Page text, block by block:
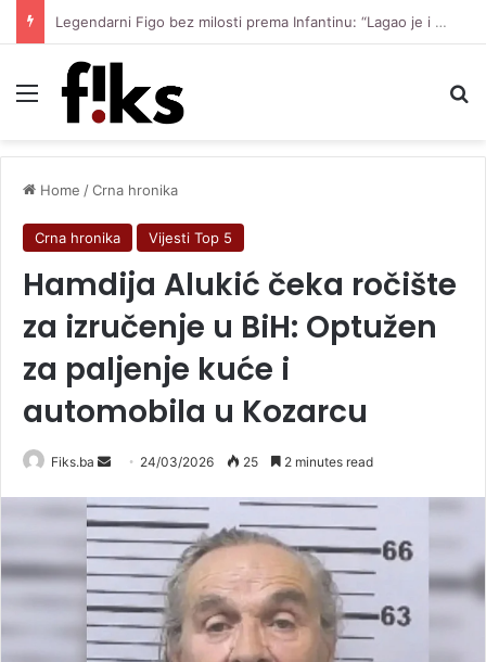
Legendarni Figo bez milosti prema Infantinu: “Lagao je i ukaljao funkciju, sada mora otići”
Menu
Home /Crna hronika
Crna hronika Vijesti Top 5
Hamdija Alukić čeka ročište
za izručenje u BiH: Optužen
za paljenje kuće i
automobila u Kozarcu
Fiks.ba
Send
email
24/03/2026 25 2 minutes read